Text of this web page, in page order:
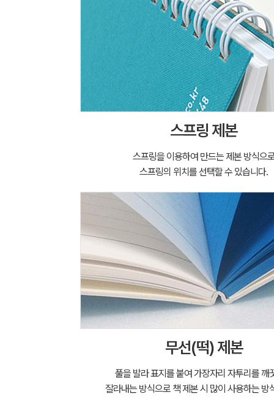
스프링 제본
스프링을 이용하여 만드는 제본 방식으
스프링의 위치를 선택할 수 있습니다.
무선(떡) 제본
풀을 발라 표지를 붙여 가장자리 자투리를 깨
잘라내는 방식으로 책 제본 시 많이 사용하는 방